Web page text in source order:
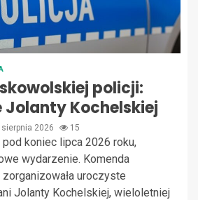
policji:
Jolanty Kochelskiej
sierpnia 2026 15
koniec lipca 2026 roku,
wydarzenie. Komenda
uroczyste
Jolanty Kochelskiej, wieloletniej